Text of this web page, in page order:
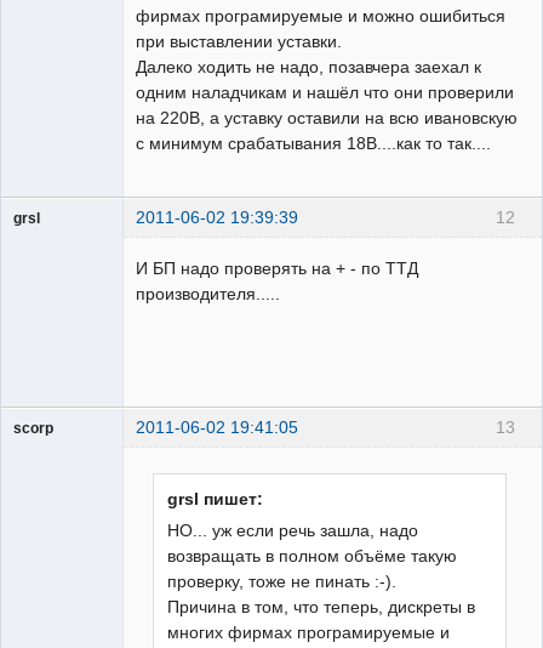
фирмах програмируемые и можно ошибиться
при выставлении уставки.
Далеко ходить не надо, позавчера заехал к
одним наладчикам и нашёл что они проверили
на 220В, а уставку оставили на всю ивановскую
с минимум срабатывания 18В....как то так....
12
grsl 2011-06-02 19:39:39
И БП надо проверять на + - по ТТД
производителя.....
13
scorp 2011-06-02 19:41:05
grsl пишет:
НО... уж если речь зашла, надо
возвращать в полном объёме такую
проверку, тоже не пинать :-).
Причина в том, что теперь, дискреты в
многих фирмах програмируемые и